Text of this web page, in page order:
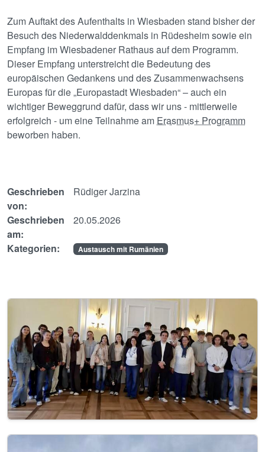
Zum Auftakt des Aufenthalts in Wiesbaden stand bisher der
Besuch des Niederwalddenkmals in Rüdesheim sowie ein
Empfang im Wiesbadener Rathaus auf dem Programm.
Dieser Empfang unterstreicht die Bedeutung des
europäischen Gedankens und des Zusammenwachsens
Europas für die „Europastadt Wiesbaden“ – auch ein
wichtiger Beweggrund dafür, dass wir uns - mittlerweile
erfolgreich - um eine Teilnahme am Erasmus+ Programm
beworben haben.
Geschrieben
von:
Rüdiger Jarzina
Geschrieben
am:
20.05.2026
Kategorien: Austausch mit Rumänien
Image
Image